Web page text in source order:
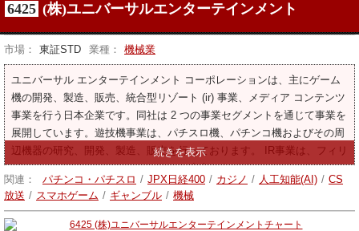
6425 (株)ユニバーサルエンターテインメント
市場： 東証STD 業種： 機械業
ユニバーサル エンターテインメント コーポレーションは、主にゲーム
機の開発、製造、販売、統合型リゾート (ir) 事業、メディア コンテンツ
事業を行う日本企業です。同社は 2 つの事業セグメントを通じて事業を
展開しています。遊技機事業は、パチスロ機、パチンコ機およびその周
辺機器の研究、開発、製造、販売を行っております。 IR事業は、フィリ
ピンでカジノ、ホテル、レストラン、小売およびリース、エンターテイ
メント、不動産開発を運営しています。同社はメディアコンテンツ事業
にも携わっている。
関連： パチンコ・パチスロ / JPX日経400 / カジノ / 人工知能(AI) / CS
放送 / スマホゲーム / ギャンブル / 機械